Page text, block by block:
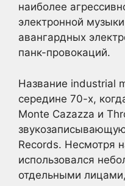
наиболее
электронной
авангардных
панк-провокаций.
Название industrial
середине 70-х,
Monte Cazazza и
Records. Несмотря
использовался
отдельными